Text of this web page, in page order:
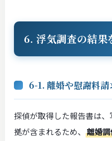
6. 浮気調査の結果
6-1. 離婚や慰謝料
探偵が取得した報告書は
拠が含まれるため、 離婚